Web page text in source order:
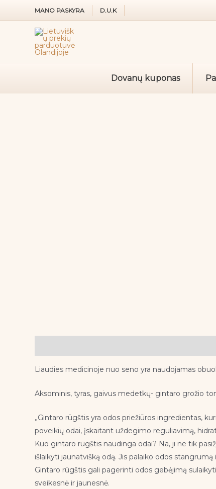
prie
MANO PASKYRA D.U.K
Dovanų kuponas
Liaudies medicinoje nuo seno yra naudojamas
Aksominis, tyras, gaivus medetkų- gintaro grožio
„Gintaro rūgštis yra odos priežiūros ingredientas,
poveikių odai, įskaitant uždegimo reguliavimą,
Kuo gintaro rūgštis naudinga odai? Na, ji ne tik
išlaikyti jaunatvišką odą. Jis palaiko odos
Gintaro rūgštis gali pagerinti odos gebėjimą
sveikesnė ir jaunesnė.